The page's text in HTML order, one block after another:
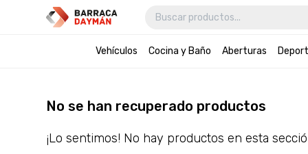
Vehículos Cocina y Baño Aberturas
No se han recuperado productos
¡Lo sentimos! No hay productos en esta